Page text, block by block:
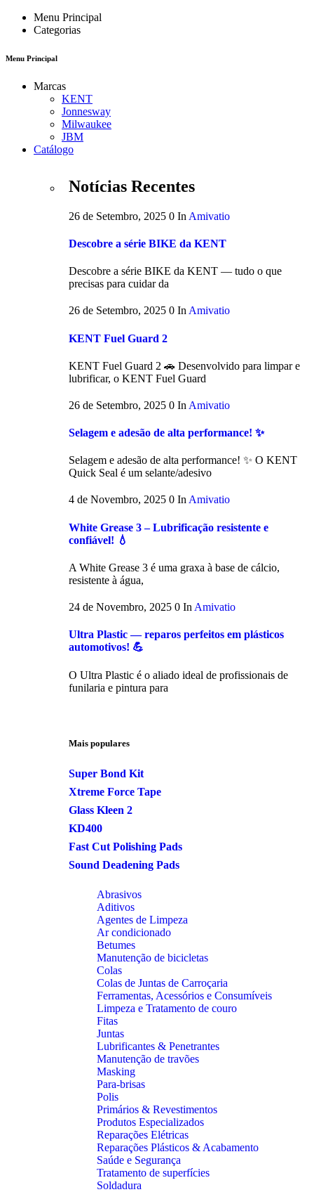
Menu Principal
Categorias
Menu Principal
Marcas
KENT
Jonnesway
Milwaukee
JBM
Catálogo
Notícias Recentes
26 de Setembro, 2025 0 In Amivatio
Descobre a série BIKE da KENT
Descobre a série BIKE da KENT — tudo o que
precisas para cuidar da
26 de Setembro, 2025 0 In Amivatio
KENT Fuel Guard 2
KENT Fuel Guard 2 🚗 Desenvolvido para limpar e
lubrificar, o KENT Fuel Guard
26 de Setembro, 2025 0 In Amivatio
Selagem e adesão de alta performance! ✨
Selagem e adesão de alta performance! ✨ O KENT
Quick Seal é um selante/adesivo
4 de Novembro, 2025 0 InAmivatio
White Grease 3 – Lubrificação resistente e
confiável! 💧
A White Grease 3 é uma graxa à base de cálcio,
resistente à água,
24 de Novembro, 2025 0 In Amivatio
Ultra Plastic — reparos perfeitos em plásticos
automotivos! 💪
O Ultra Plastic é o aliado ideal de profissionais de
funilaria e pintura para
Mais populares
Super Bond Kit
Xtreme Force Tape
Glass Kleen 2
KD400
Fast Cut Polishing Pads
Sound Deadening Pads
Abrasivos
Aditivos
Agentes de Limpeza
Ar condicionado
Betumes
Manutenção de bicicletas
Colas
Colas de Juntas de Carroçaria
Ferramentas, Acessórios e Consumíveis
Limpeza e Tratamento de couro
Fitas
Juntas
Lubrificantes & Penetrantes
Manutenção de travões
Masking
Para-brisas
Polis
Primários & Revestimentos
Produtos Especializados
Reparações Elétricas
Reparações Plásticos & Acabamento
Saúde e Segurança
Tratamento de superfícies
Soldadura